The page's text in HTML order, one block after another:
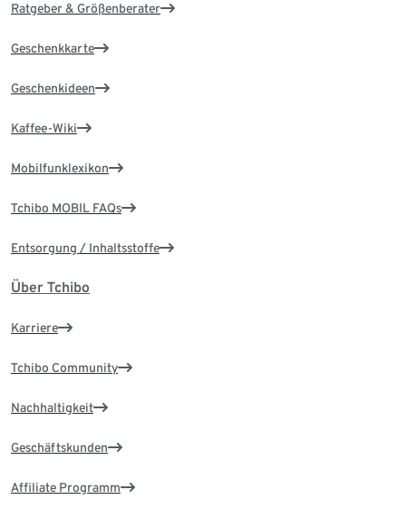
Ratgeber & Größenberater
Geschenkkarte
Geschenkideen
Kaffee-Wiki
Mobilfunklexikon
Tchibo MOBIL FAQs
Entsorgung / Inhaltsstoffe
Über Tchibo
Karriere
Tchibo Community
Nachhaltigkeit
Geschäftskunden
Affiliate Programm